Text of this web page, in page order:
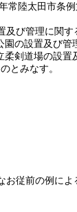
常陸太田市条
及び管理に関す
園の設置及び管
柔剣道場の設置
とみなす。
従前の例によ